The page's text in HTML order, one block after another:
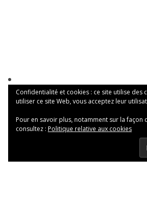
Confidentialité et cookies : ce site utilise des
utiliser ce site Web, vous acceptez leur
Pour en savoir plus, notamment sur la façon
consultez : Politique relative aux cookies